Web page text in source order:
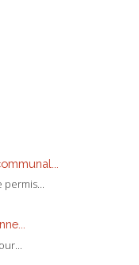
permis...